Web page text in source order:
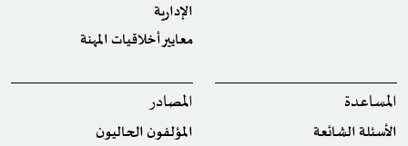
الإدارية
معايير أخلاقيات المهنة
المساعدة
الأسئلة الشائعة
المصادر
المؤلفون الحاليون